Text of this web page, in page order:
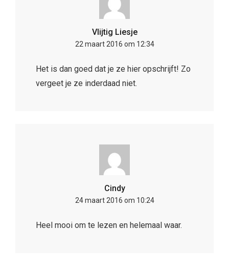
Vlijtig Liesje
22 maart 2016 om 12:34
Het is dan goed dat je ze hier opschrijft! Zo
vergeet je ze inderdaad niet.
Cindy
24 maart 2016 om 10:24
Heel mooi om te lezen en helemaal waar.